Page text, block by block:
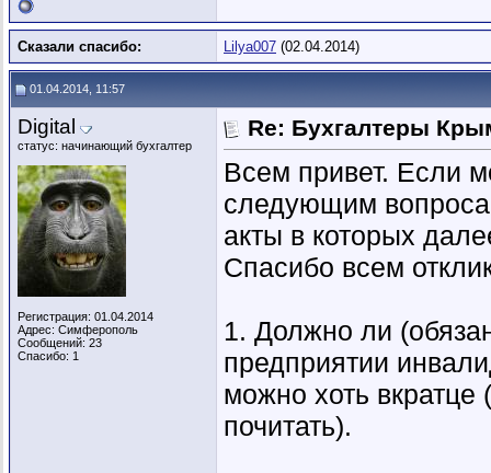
Сказали спасибо: Lilya007 (02.04.2014)
01.04.2014, 11:57
Digital
статус: начинающий бухгалтер
Регистрация: 01.04.2014
Адрес: Симферополь
Сообщений: 23
Спасибо: 1
Re: Бухгалтеры
Всем привет. Если
следующим
акты в которых
Спасибо всем
1. Должно ли
предприятии
можно хоть вкратце
почитать).